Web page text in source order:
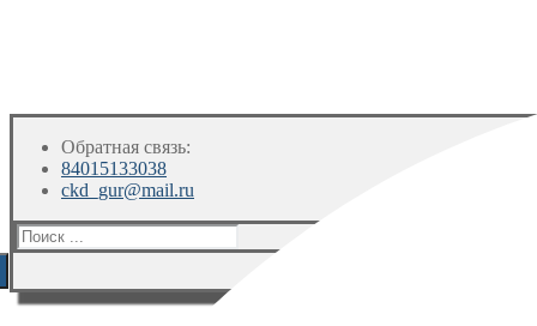
Обратная связь:
84015133038
ckd_gur@mail.ru
Искать: